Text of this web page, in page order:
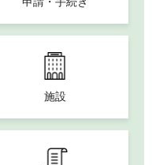
施設